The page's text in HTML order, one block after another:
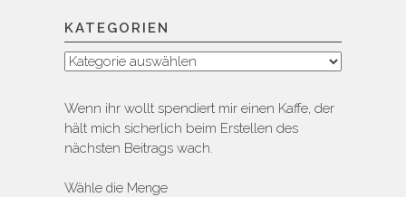
KATEGORIEN
Kategorien
Wenn ihr wollt spendiert mir einen Kaffe, der
hält mich sicherlich beim Erstellen des
nächsten Beitrags wach.
Wähle die Menge